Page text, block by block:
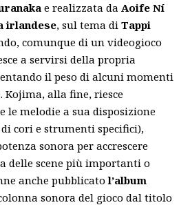
e realizzata da Aoife Ní
irlandese, sul tema di Tappi
comunque di un videogioco
a servirsi della propria
il peso di alcuni momenti
Kojima, alla fine, riesce
le melodie a sua disposizione
cori e strumenti specifici),
sonora per accrescere
delle scene più importanti o
anche pubblicato l’album
sonora del gioco dal titolo